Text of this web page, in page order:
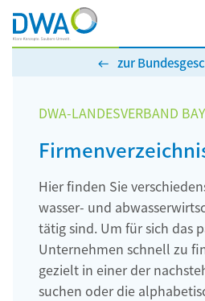
zur
DWA-LANDESVERBAND
Hier finden Sie
wasser- und
tätig sind. Um für sich das
Unternehmen schnell zu
gezielt in einer der
suchen oder die